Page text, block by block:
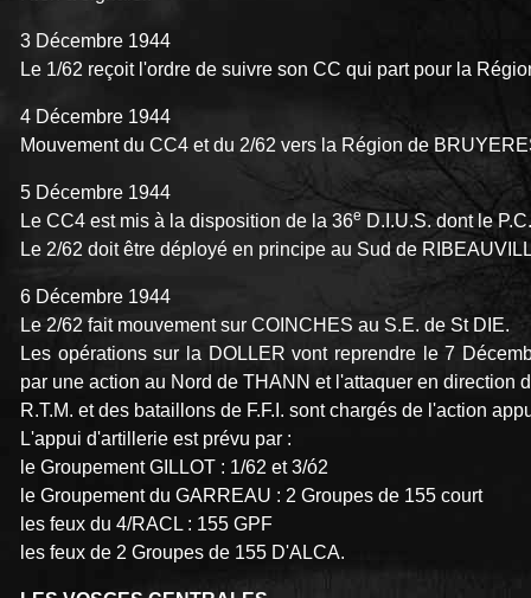
3 Décembre 1944
Le 1/62 reçoit l'ordre de suivre son CC qui part pour la
4 Décembre 1944
Mouvement du CC4 et du 2/62 vers la Région de
5 Décembre 1944
Le CC4 est mis à la disposition de la 36e D.I.U.S. dont le
Le 2/62 doit être déployé en principe au Sud de
6 Décembre 1944
Le 2/62 fait mouvement sur COINCHES au S.E. de St DIE.
Les opérations sur la DOLLER vont reprendre le 7
par une action au Nord de THANN et l'attaquer en direction
R.T.M. et des bataillons de F.F.I. sont chargés de l'action
L'appui d'artillerie est prévu par :
le Groupement GILLOT : 1/62 et 3/ó2
le Groupement du GARREAU : 2 Groupes de 155 court
les feux du 4/RACL : 155 GPF
les feux de 2 Groupes de 155 D'ALCA.